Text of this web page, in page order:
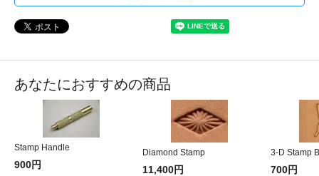
あなたにおすすめの商品
Stamp Handle
900円
Diamond Stamp
11,400円
3-D Stamp
700円